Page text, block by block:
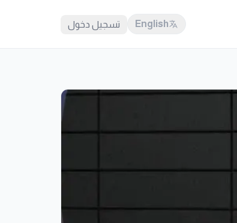
English تسجيل دخول